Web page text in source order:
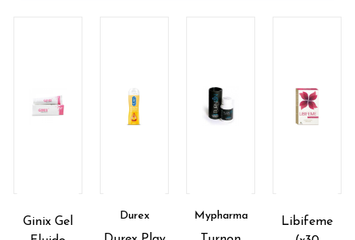
Ginix Gel
Durex Mypharma
Libifeme